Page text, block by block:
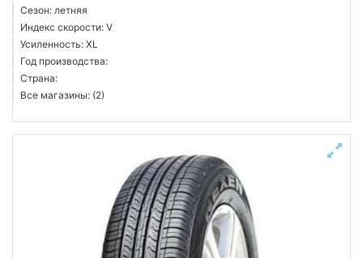
Сезон: летняя
Индекс скорости: V
Усиленность: XL
Год производства:
Страна:
Все магазины: (2)
Goodyear
Bridgestone
Pirelli
Все бренды
Страна производства